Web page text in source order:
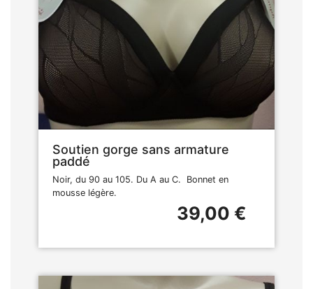
Soutien gorge sans armature
paddé
Noir, du 90 au 105. Du A au C. Bonnet en
mousse légère.
39,00 €